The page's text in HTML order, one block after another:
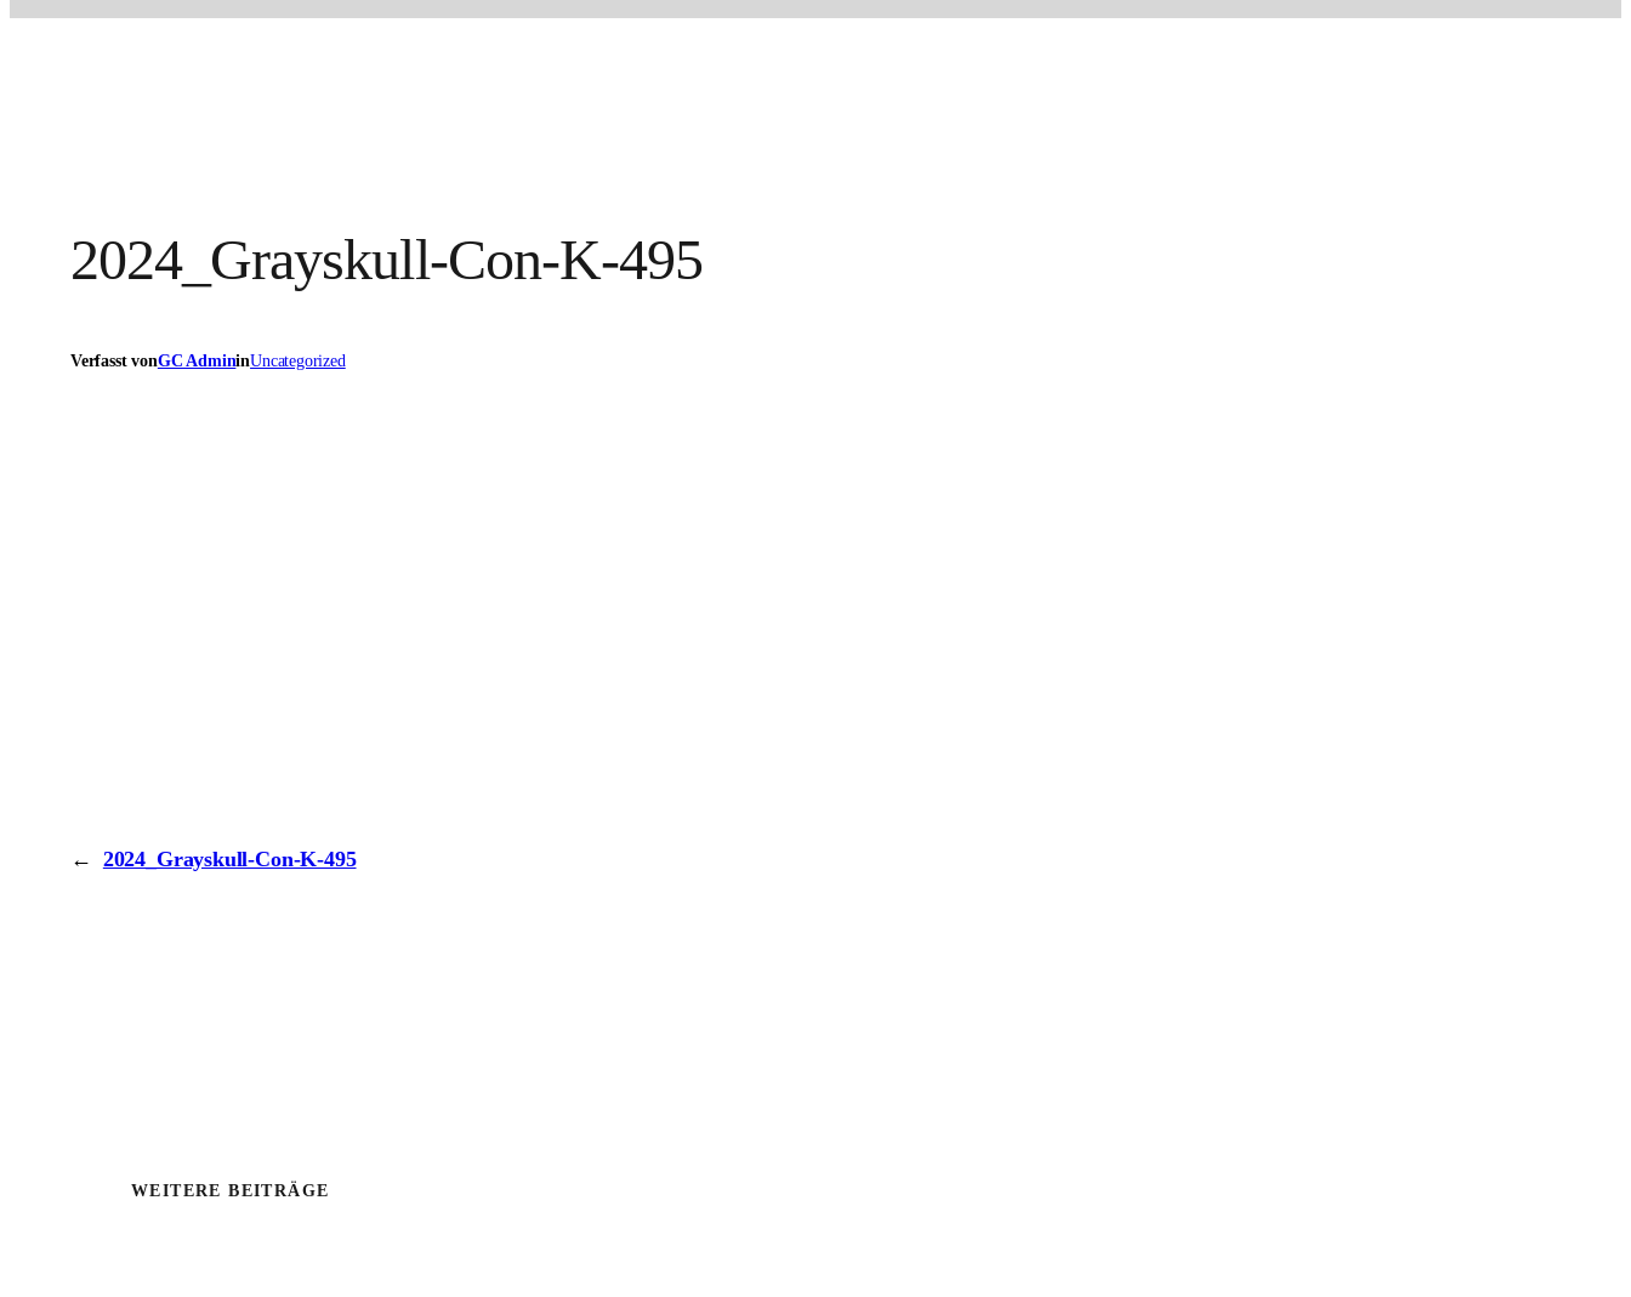
2024_Grayskull-Con-K-495
Verfasst vonGC AdmininUncategorized
← 2024_Grayskull-Con-K-495
WEITERE BEITRÄGE